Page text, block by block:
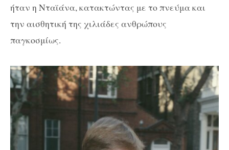
ήταν η Νταϊάνα, κατακτώντας με το πνεύμα και
την αισθητική της χιλιάδες ανθρώπους
παγκοσμίως.